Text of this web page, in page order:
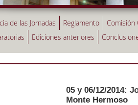
de las Jornadas Reglamento Comisión
Ediciones anteriores
05 y 06/12/2014:
Monte Hermoso